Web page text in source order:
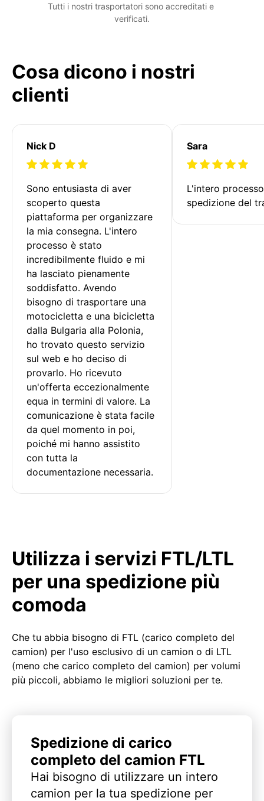
Tutti i nostri trasportatori sono accreditati e
verificati.
Cosa dicono i nostri
clienti
Nick D
Sono entusiasta di aver
scoperto questa
piattaforma per organizzare
la mia consegna. L'intero
processo è stato
incredibilmente fluido e mi
ha lasciato pienamente
soddisfatto. Avendo
bisogno di trasportare una
motocicletta e una bicicletta
dalla Bulgaria alla Polonia,
ho trovato questo servizio
sul web e ho deciso di
provarlo. Ho ricevuto
un'offerta eccezionalmente
equa in termini di valore. La
comunicazione è stata facile
da quel momento in poi,
poiché mi hanno assistito
con tutta la
documentazione necessaria.
Sara
L'intero
spedizione del
Utilizza i servizi FTL/LTL
per una spedizione più
comoda
Che tu abbia bisogno di FTL (carico completo del
camion) per l'uso esclusivo di un camion o di LTL
(meno che carico completo del camion) per volumi
più piccoli, abbiamo le migliori soluzioni per te.
Spedizione di carico
completo del camion FTL
Hai bisogno di utilizzare un intero
camion per la tua spedizione per